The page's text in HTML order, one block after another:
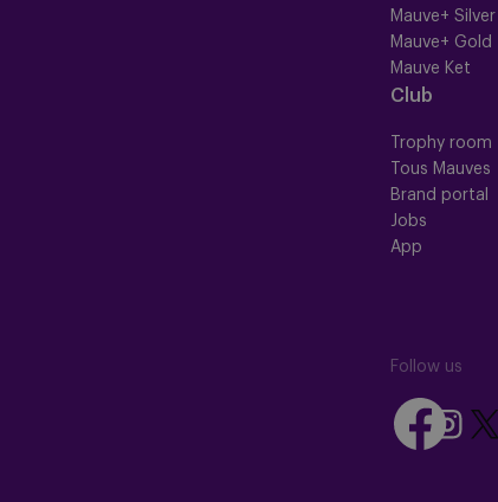
Mauve+ Silver
Mauve+ Gold
Mauve Ket
Club
Trophy room
Tous Mauves
Brand portal
Jobs
App
Follow us
Follow
us
Follow
us